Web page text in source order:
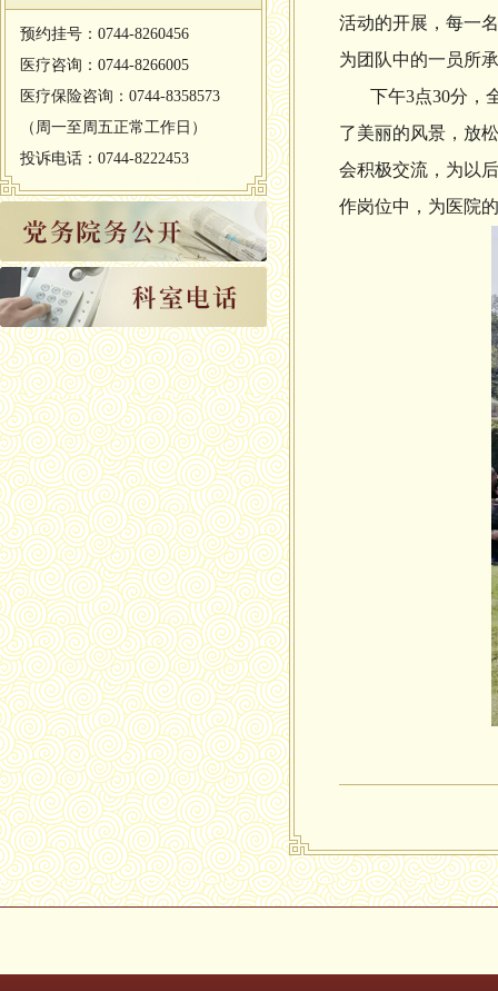
预约挂号：0744-8260456
医疗咨询：0744-8266005
医疗保险咨询：0744-8358573
（周一至周五正常工作日）
投诉电话：0744-8222453
活动的开展，每一
为团队中的一员所
下午3点30分，
了美丽的风景，放
会积极交流，为以
作岗位中，为医院